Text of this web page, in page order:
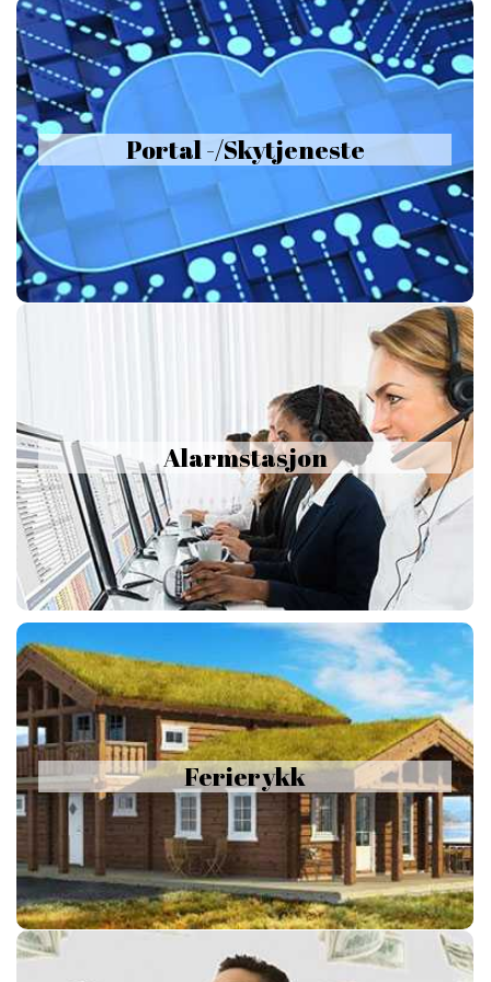
Portal -/Skytjeneste
Portal -/Skytjeneste
Gratis Portal/Skytjeneste. Sjekk hendelser, hent bilder, slå på/av
alarm og styr smarthusstyringer fra hvor som helst med nettleser
eller App. Motta alarmer som push-meldinger til smarttelefon og
nettbrett. Med dette øker du sikkerheten, tilgjengeligheten og
sparer penger i forhold til å benytte utleieaktørene.
Alarmstasjon
Alarmstasjon
Hos oss er alarmstasjontjenesten valgfri. Ønsker du å være
tilknyttet forsikringsgodkjent alarmstasjon koster dette kun kr
150,-/mnd for private og kr 300,-/mnd for næring. Vi tilbyr
vekteroppmøte fra vårt nettverk av offentlig godkjente
vaktselskap mot betaling pr. utrykning.
Ferierykk
Ferierykk
Benytt alarmstasjonstjeneste med vekteroppmøte i minimum 3
måneder av gangen. Spar penger ved å aktivere tjenesten KUN
når alle kontaktpersoner er utilgjengelige, f. eks. ved
ferieavvikling.